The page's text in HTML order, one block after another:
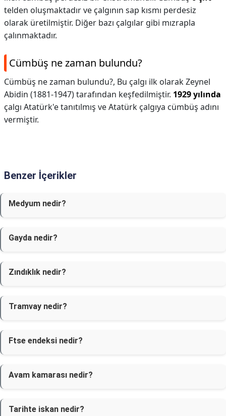
telden oluşmaktadır ve çalgının sap kısmı perdesiz
olarak üretilmiştir. Diğer bazı çalgılar gibi mızrapla
çalınmaktadır.
Cümbüş ne zaman bulundu?
Cümbüş ne zaman bulundu?, Bu çalgı ilk olarak Zeynel
Abidin (1881-1947) tarafından keşfedilmiştir. 1929 yılında
çalgı Atatürk'e tanıtılmış ve Atatürk çalgıya cümbüş adını
vermiştir.
Benzer İçerikler
Medyum nedir?
Gayda nedir?
Zındıklık nedir?
Tramvay nedir?
Ftse endeksi nedir?
Avam kamarası nedir?
Tarihte iskan nedir?